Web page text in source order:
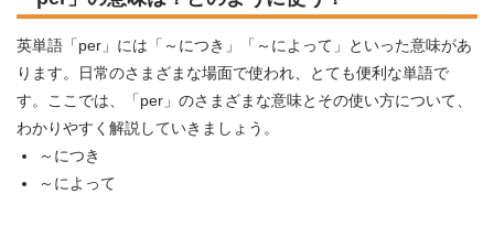
英単語「per」には「～につき」「～によって」といった意味があ
ります。日常のさまざまな場面で使われ、とても便利な単語で
す。ここでは、「per」のさまざまな意味とその使い方について、
わかりやすく解説していきましょう。
～につき
～によって